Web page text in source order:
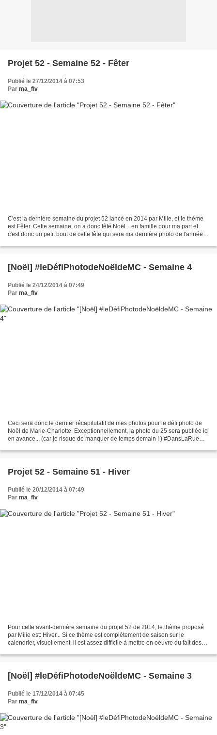
Projet 52 - Semaine 52 - Fêter
Publié le 27/12/2014 à 07:53
Par ma_flv
C'est la dernière semaine du projet 52 lancé en 2014 par Milie, et le thème
est Fêter. Cette semaine, on a donc fêté Noël... en famille pour ma part et
c'est donc un petit bout de cette fête qui sera ma dernière photo de l'année
[Noël] #leDéfiPhotodeNoëldeMC - Semaine 4
Publié le 24/12/2014 à 07:49
Par ma_flv
Ceci sera donc le dernier récapitulatif de mes photos pour le défi photo de
Noël de Marie-Charlotte. Exceptionnellement, la photo du 25 sera publiée ici
en avance... (car je risque de manquer de temps demain ! ) #DansLaRue
Projet 52 - Semaine 51 - Hiver
Publié le 20/12/2014 à 07:49
Par ma_flv
Pour cette avant-dernière semaine du projet 52 de 2014, le thème proposé
par Milie est: Hiver... Si ce thème est complètement de saison sur le
calendrier, visuellement, il est assez difficile à mettre en oeuvre du fait des
[Noël] #leDéfiPhotodeNoëldeMC - Semaine 3
Publié le 17/12/2014 à 07:45
Par ma_flv